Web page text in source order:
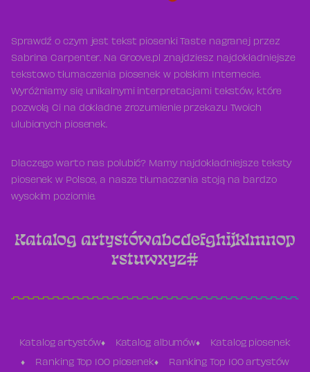
Sprawdź o czym jest tekst piosenki Taste nagranej przez
Sabrina Carpenter. Na Groove.pl znajdziesz najdokładniejsze
tekstowo tłumaczenia piosenek w polskim Internecie.
Wyróżniamy się unikalnymi interpretacjami tekstów, które
pozwolą Ci na dokładne zrozumienie przekazu Twoich
ulubionych piosenek.
Dlaczego warto nas polubić? Mamy najdokładniejsze teksty
piosenek w Polsce, a nasze tłumaczenia stoją na bardzo
wysokim poziomie.
Katalog artystówabcdefghijklmnop
rstuwxyz#
Katalog artystów Katalog albumów Katalog piosenek
Ranking Top 100 piosenek Ranking Top 100 artystów